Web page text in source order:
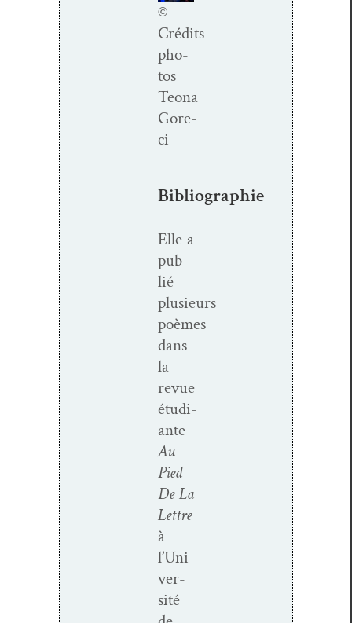
©
Crédits
pho­
tos
Teona
Gore­
ci
Bibliographie
Elle a
pub­
lié
plusieurs
poèmes
dans
la
revue
étudi­
ante
Au
Pied
De La
Let­tre
à
l’Uni­
ver­
sité